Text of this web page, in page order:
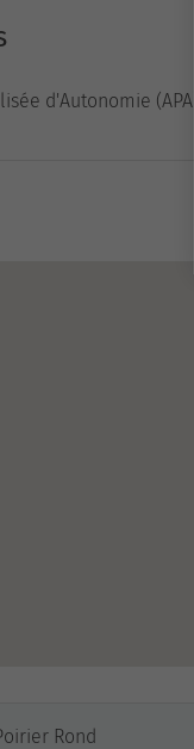
d'Autonomie (APA)
Rond